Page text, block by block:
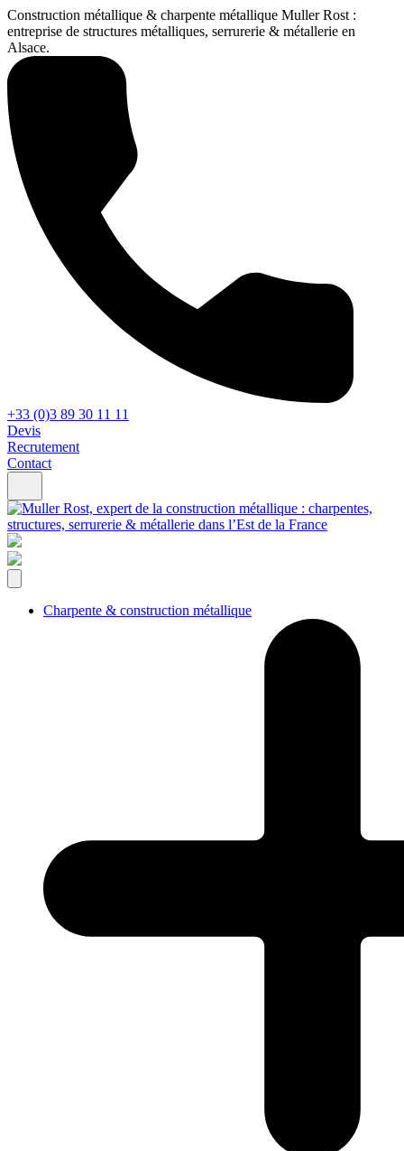
Construction métallique & charpente métallique Muller Rost :
entreprise de structures métalliques, serrurerie & métallerie en
Alsace.
+33 (0)3 89 30 11 11
Devis
Recrutement
Contact
Charpente & construction métallique